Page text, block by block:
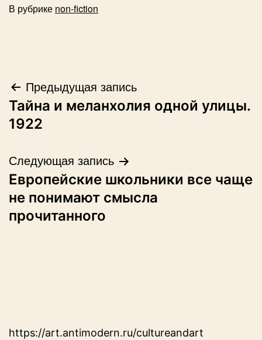
В рубрике non-fiction
Навигация
по
Предыдущая запись
Тайна и меланхолия одной улицы.
1922
Следующая запись
Европейские школьники все чаще
не понимают смысла
прочитанного
https://art.antimodern.ru/cultureandart